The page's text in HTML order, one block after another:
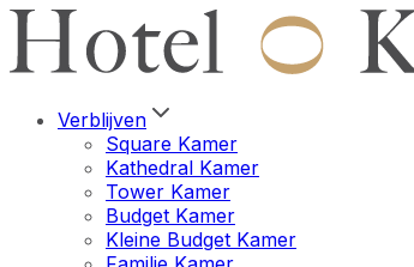
Verblijven
Square Kamer
Kathedral Kamer
Tower Kamer
Budget Kamer
Kleine Budget Kamer